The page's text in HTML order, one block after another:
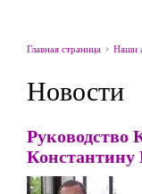
Главная страница Наши
Новости